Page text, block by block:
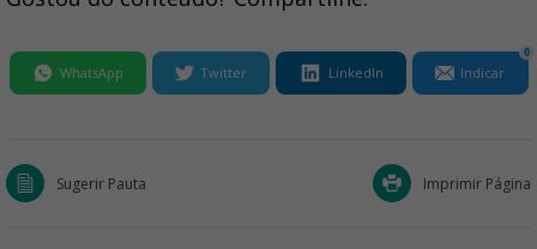
WhatsApp Twitter LinkedIn Indicar
0
Sugerir Pauta Imprimir Página